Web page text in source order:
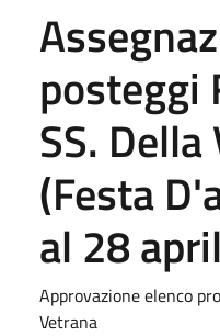
posteggi
SS.
(Festa
al 28
Approvazione elenco
Vetrana